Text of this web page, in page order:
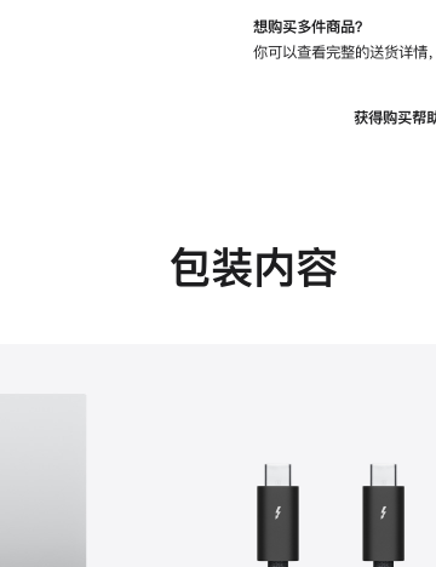
可
斜
想购买多件商品？
你可以查看完整的送货详情
获得购买帮助
包装内容